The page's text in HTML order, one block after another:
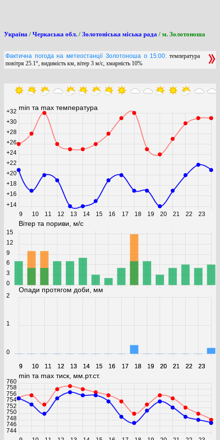
Україна / Черкаська обл. / Золотоніська міська рада / м. Золотоноша
Фактична погода на метеостанції Золотоноша о 15:00: температура
повітря 25.1°, видимість км, вітер 3 м/с, хмарність 10%
min та max температура
9 10 11 12 13 14 15 16 17 18 19 20 21 22 23
+14
+16
+18
+20
+22
+24
+26
+28
+30
+32
Вітер та пориви, м/с
9 10 11 12 13 14 15 16 17 18 19 20 21 22 23
0
3
6
9
12
15
Опади протягом доби, мм
9 10 11 12 13 14 15 16 17 18 19 20 21 22 23
0
1
2
min та max тиск, мм.рт.ст.
744
746
748
750
752
754
756
758
760